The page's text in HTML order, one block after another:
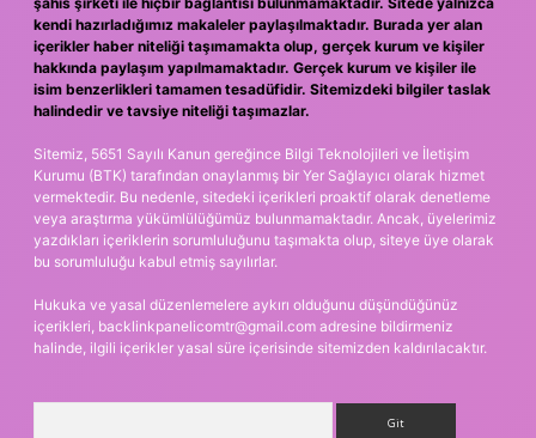
kendi hazırladığımız makaleler paylaşılmaktadır. Burada yer alan
içerikler haber niteliği taşımamakta olup, gerçek kurum ve kişiler
hakkında paylaşım yapılmamaktadır. Gerçek kurum ve kişiler ile
isim benzerlikleri tamamen tesadüfidir. Sitemizdeki bilgiler taslak
halindedir ve tavsiye niteliği taşımazlar.
Sitemiz, 5651 Sayılı Kanun gereğince Bilgi Teknolojileri ve İletişim
Kurumu (BTK) tarafından onaylanmış bir Yer Sağlayıcı olarak hizmet
vermektedir. Bu nedenle, sitedeki içerikleri proaktif olarak denetleme
veya araştırma yükümlülüğümüz bulunmamaktadır. Ancak, üyelerimiz
yazdıkları içeriklerin sorumluluğunu taşımakta olup, siteye üye olarak
bu sorumluluğu kabul etmiş sayılırlar.
Hukuka ve yasal düzenlemelere aykırı olduğunu düşündüğünüz
içerikleri, backlinkpanelicomtr@gmail.com adresine bildirmeniz
halinde, ilgili içerikler yasal süre içerisinde sitemizden kaldırılacaktır.